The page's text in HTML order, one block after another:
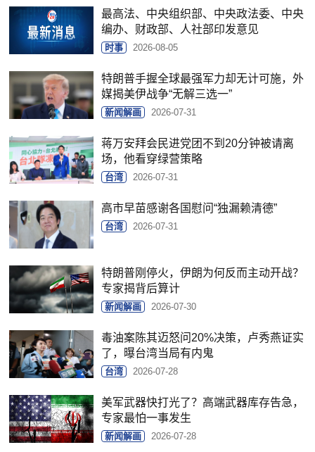
最高法、中央组织部、中央政法委、中央
编办、财政部、人社部印发意见
时事 2026-08-05
特朗普手握全球最强军力却无计可施，外
媒揭美伊战争“无解三选一”
新闻解画 2026-07-31
蒋万安拜会民进党团不到20分钟被请离
场，他看穿绿营策略
台湾 2026-07-31
高市早苗感谢各国慰问“独漏赖清德”
台湾 2026-07-31
特朗普刚停火，伊朗为何反而主动开战？
专家揭背后算计
新闻解画 2026-07-30
毒油案陈其迈怒问20%决策，卢秀燕证实
了，曝台湾当局有内鬼
台湾 2026-07-28
美军武器快打光了？高端武器库存告急，
专家最怕一事发生
新闻解画 2026-07-28